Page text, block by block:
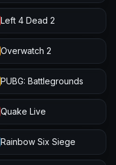
Left 4 Dead 2
Overwatch 2
PUBG: Battlegrounds
Quake Live
Rainbow Six Siege